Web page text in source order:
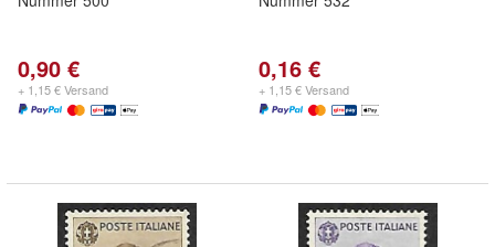
0,90 €
+ 1,15 € Versand
0,16 €
+ 1,15 € Versand